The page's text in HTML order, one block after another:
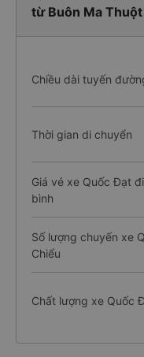
từ Buôn Ma Thuột
Chiều dài tuyến
Thời gian di chuyển
Giá vé xe Quốc Đạt
bình
Số lượng chuyến xe
Chiểu
Chất lượng xe Quốc